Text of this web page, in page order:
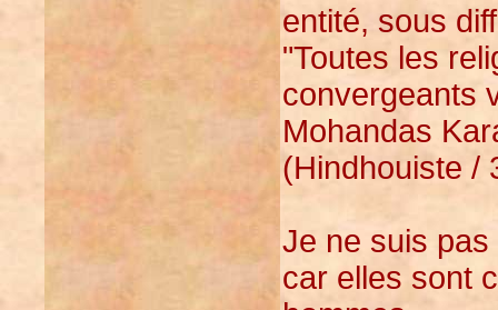
entité, sous
"Toutes les
convergeants
Mohandas
(Hindhouiste /
Je ne suis
car elles sont